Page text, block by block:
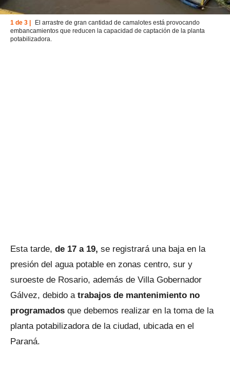
1 de 3 |
El arrastre de gran cantidad de camalotes está provocando
embancamientos que reducen la capacidad de captación de la planta
potabilizadora.
Esta tarde, de 17 a 19, se registrará una baja en la
presión del agua potable en zonas centro, sur y
suroeste de Rosario, además de Villa Gobernador
Gálvez, debido a trabajos de mantenimiento no
programados que debemos realizar en la toma de la
planta potabilizadora de la ciudad, ubicada en el
Paraná.